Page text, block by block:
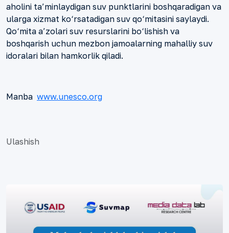
aholini ta’minlaydigan suv punktlarini boshqaradigan va
ularga xizmat ko‘rsatadigan suv qo‘mitasini saylaydi.
Qo‘mita a’zolari suv resurslarini bo‘lishish va
boshqarish uchun mezbon jamoalarning mahalliy suv
idoralari bilan hamkorlik qiladi.
Manba www.unesco.org
Ulashish